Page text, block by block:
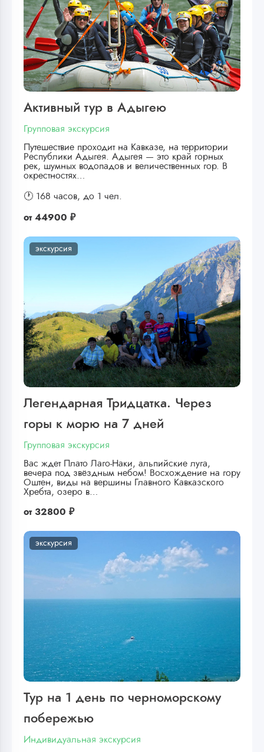
Активный тур в Адыгею
Групповая экскурсия
Путешествие проходит на Кавказе, на территории
Республики Адыгея. Адыгея — это край горных
рек, шумных водопадов и величественных гор. В
окрестностях…
🕐 168 часов, до 1 чел.
от 44900 ₽
экскурсия
Легендарная Тридцатка. Через
горы к морю на 7 дней
Групповая экскурсия
Вас ждет Плато Лаго-Наки, альпийские луга,
вечера под звёздным небом! Восхождение на гору
Оштен, виды на вершины Главного Кавказского
Хребта, озеро в…
от 32800 ₽
экскурсия
Тур на 1 день по черноморскому
побережью
Индивидуальная экскурсия